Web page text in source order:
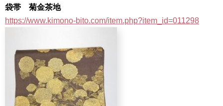
袋帯 菊金茶地
https://www.kimono-bito.com/item.php?item_id=011298